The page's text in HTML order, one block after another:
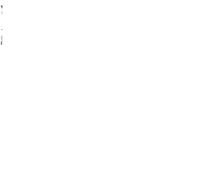
¥
ネックピロー 夏季涼感
記憶棉首枕携帯用ユー型